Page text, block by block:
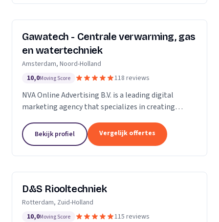
Gawatech - Centrale verwarming, gas
en watertechniek
Amsterdam, Noord-Holland
10,0Moving Score 118 reviews
NVA Online Advertising B.V. is a leading digital
marketing agency that specializes in creating
team of seasoned professionals who are
passionate...
Bekijk profiel Vergelijk offertes
D&S Riooltechniek
Rotterdam, Zuid-Holland
10,0Moving Score 115 reviews